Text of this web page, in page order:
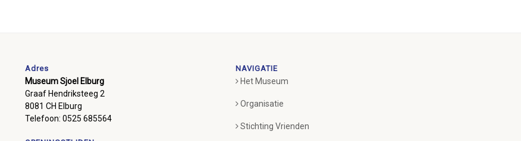
Adres
Museum Sjoel Elburg
Graaf Hendriksteeg 2
8081 CH Elburg
Telefoon: 0525 685564
NAVIGATIE
Het Museum
Organisatie
Stichting Vrienden